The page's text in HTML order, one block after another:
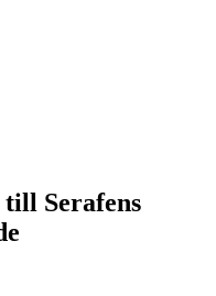
Serafens